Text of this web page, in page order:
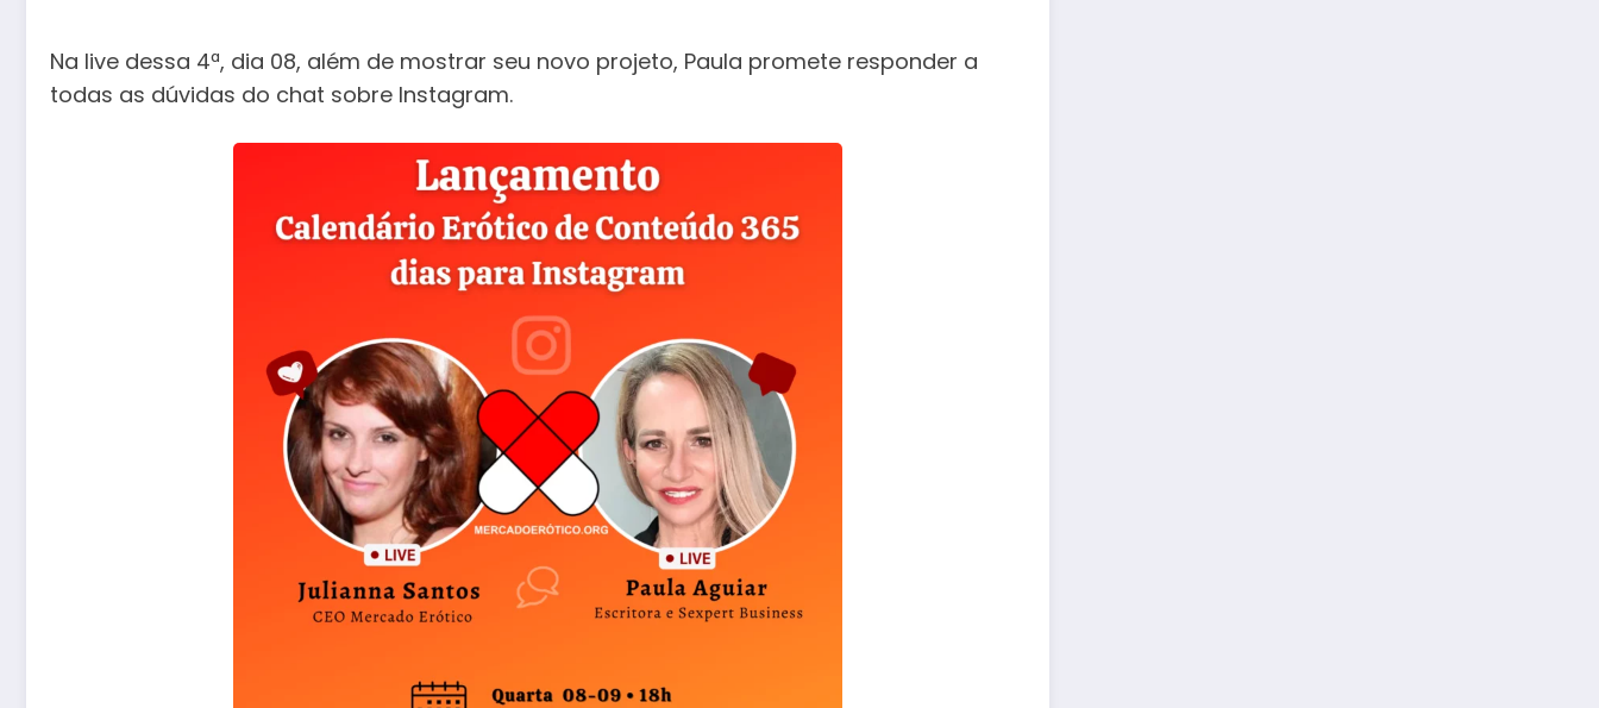
Na live dessa 4ª, dia 08, além de mostrar seu novo projeto, Paula promete responder a
todas as dúvidas do chat sobre Instagram.